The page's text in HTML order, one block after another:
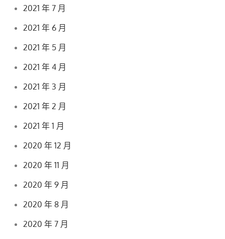
2021 年 7 月
2021 年 6 月
2021 年 5 月
2021 年 4 月
2021 年 3 月
2021 年 2 月
2021 年 1 月
2020 年 12 月
2020 年 11 月
2020 年 9 月
2020 年 8 月
2020 年 7 月